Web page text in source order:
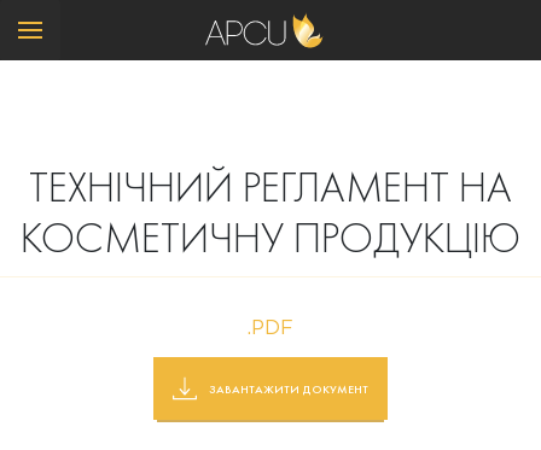
ТЕХНІЧНИЙ РЕГЛАМЕНТ НА
КОСМЕТИЧНУ ПРОДУКЦІЮ
.PDF
ЗАВАНТАЖИТИ ДОКУМЕНТ